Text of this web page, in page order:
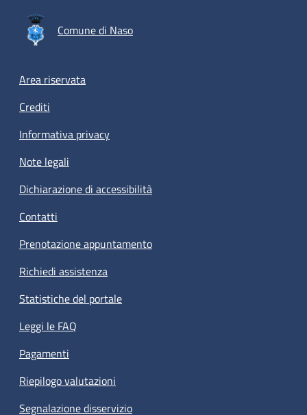
Comune di Naso
Footer menu
Area riservata
Crediti
Informativa privacy
Note legali
Dichiarazione di accessibilità
Contatti
Prenotazione appuntamento
Richiedi assistenza
Statistiche del portale
Leggi le FAQ
Pagamenti
Riepilogo valutazioni
Segnalazione disservizio